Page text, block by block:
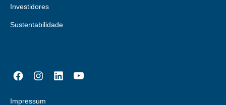
Investidores
Sustentabilidade
Impressum